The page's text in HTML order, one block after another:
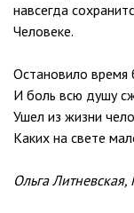
навсегда
Человеке.
Остановило время
И боль всю душу
Ушел из жизни
Каких на свете
Ольга